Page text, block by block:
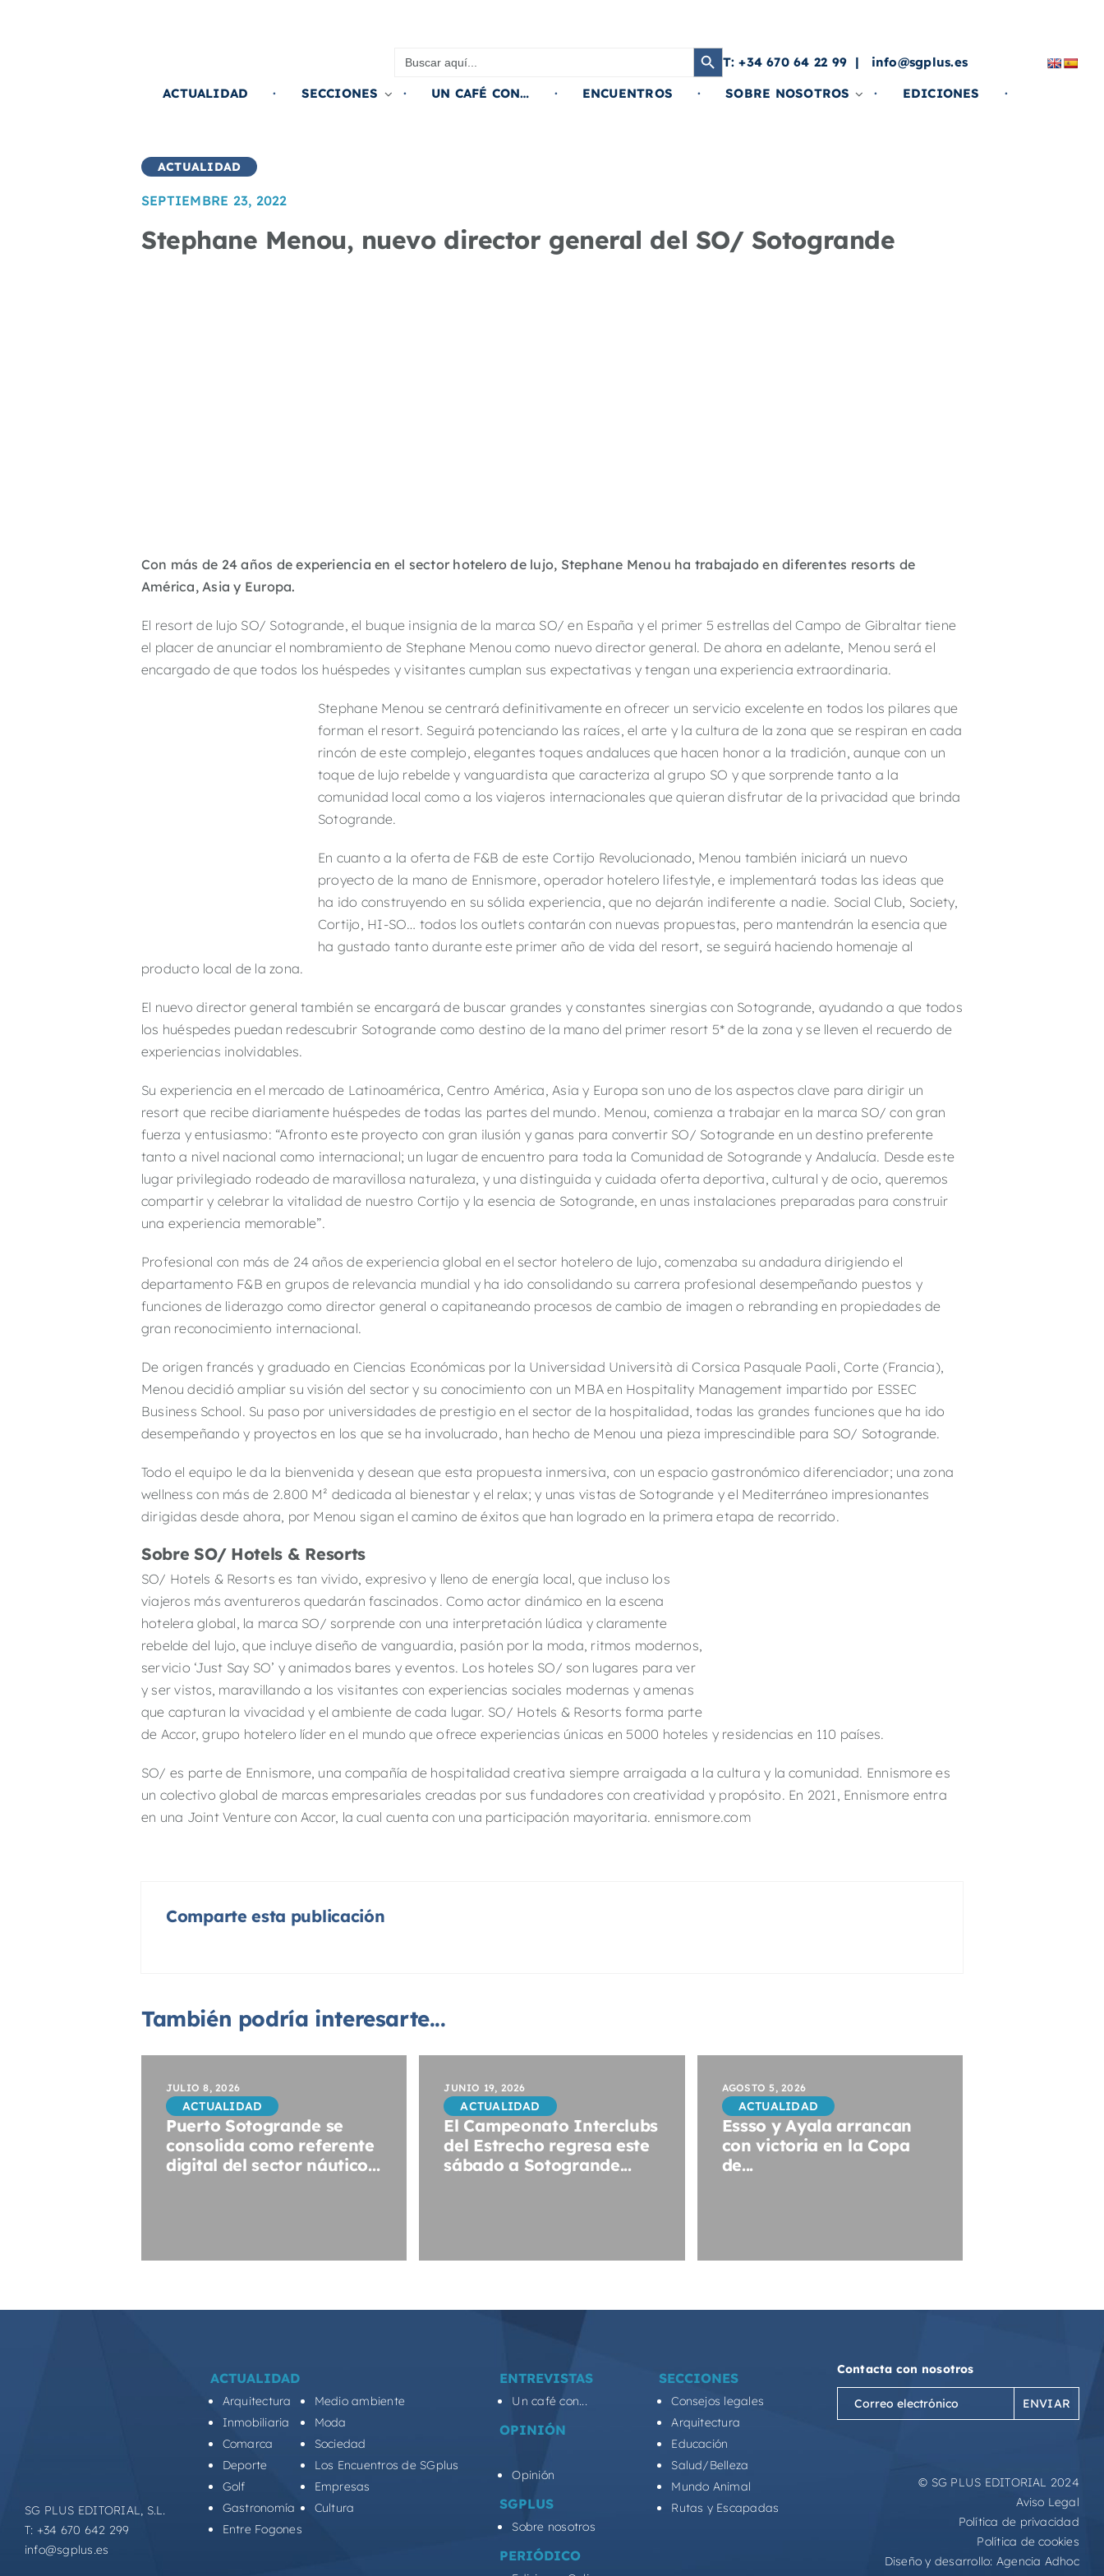
Botón de búsqueda
T: +34 670 64 22 99
info@sgplus.es
ACTUALIDAD
SECCIONES UN CAFÉ CON… ENCUENTROS SOBRE NOSOTROS EDICIONES
ACTUALIDAD
SEPTIEMBRE 23, 2022
Stephane Menou, nuevo director general del SO/ Sotogrande
Con más de 24 años de experiencia en el sector hotelero de lujo, Stephane Menou ha trabajado en diferentes resorts de
América, Asia y Europa.
El resort de lujo SO/ Sotogrande, el buque insignia de la marca SO/ en España y el primer 5 estrellas del Campo de Gibraltar tiene
el placer de anunciar el nombramiento de Stephane Menou como nuevo director general. De ahora en adelante, Menou será el
encargado de que todos los huéspedes y visitantes cumplan sus expectativas y tengan una experiencia extraordinaria.
Stephane Menou se centrará definitivamente en ofrecer un servicio excelente en todos los pilares que
forman el resort. Seguirá potenciando las raíces, el arte y la cultura de la zona que se respiran en cada
rincón de este complejo, elegantes toques andaluces que hacen honor a la tradición, aunque con un
toque de lujo rebelde y vanguardista que caracteriza al grupo SO y que sorprende tanto a la
comunidad local como a los viajeros internacionales que quieran disfrutar de la privacidad que brinda
Sotogrande.
En cuanto a la oferta de F&B de este Cortijo Revolucionado, Menou también iniciará un nuevo
proyecto de la mano de Ennismore, operador hotelero lifestyle, e implementará todas las ideas que
ha ido construyendo en su sólida experiencia, que no dejarán indiferente a nadie. Social Club, Society,
Cortijo, HI-SO… todos los outlets contarán con nuevas propuestas, pero mantendrán la esencia que
ha gustado tanto durante este primer año de vida del resort, se seguirá haciendo homenaje al
producto local de la zona.
El nuevo director general también se encargará de buscar grandes y constantes sinergias con Sotogrande, ayudando a que todos
los huéspedes puedan redescubrir Sotogrande como destino de la mano del primer resort 5* de la zona y se lleven el recuerdo de
experiencias inolvidables.
Su experiencia en el mercado de Latinoamérica, Centro América, Asia y Europa son uno de los aspectos clave para dirigir un
resort que recibe diariamente huéspedes de todas las partes del mundo. Menou, comienza a trabajar en la marca SO/ con gran
fuerza y entusiasmo: “Afronto este proyecto con gran ilusión y ganas para convertir SO/ Sotogrande en un destino preferente
tanto a nivel nacional como internacional; un lugar de encuentro para toda la Comunidad de Sotogrande y Andalucía. Desde este
lugar privilegiado rodeado de maravillosa naturaleza, y una distinguida y cuidada oferta deportiva, cultural y de ocio, queremos
compartir y celebrar la vitalidad de nuestro Cortijo y la esencia de Sotogrande, en unas instalaciones preparadas para construir
una experiencia memorable”.
Profesional con más de 24 años de experiencia global en el sector hotelero de lujo, comenzaba su andadura dirigiendo el
departamento F&B en grupos de relevancia mundial y ha ido consolidando su carrera profesional desempeñando puestos y
funciones de liderazgo como director general o capitaneando procesos de cambio de imagen o rebranding en propiedades de
gran reconocimiento internacional.
De origen francés y graduado en Ciencias Económicas por la Universidad Università di Corsica Pasquale Paoli, Corte (Francia),
Menou decidió ampliar su visión del sector y su conocimiento con un MBA en Hospitality Management impartido por ESSEC
Business School. Su paso por universidades de prestigio en el sector de la hospitalidad, todas las grandes funciones que ha ido
desempeñando y proyectos en los que se ha involucrado, han hecho de Menou una pieza imprescindible para SO/ Sotogrande.
Todo el equipo le da la bienvenida y desean que esta propuesta inmersiva, con un espacio gastronómico diferenciador; una zona
wellness con más de 2.800 M² dedicada al bienestar y el relax; y unas vistas de Sotogrande y el Mediterráneo impresionantes
dirigidas desde ahora, por Menou sigan el camino de éxitos que han logrado en la primera etapa de recorrido.
Sobre SO/ Hotels & Resorts
SO/ Hotels & Resorts es tan vivido, expresivo y lleno de energía local, que incluso los
viajeros más aventureros quedarán fascinados. Como actor dinámico en la escena
hotelera global, la marca SO/ sorprende con una interpretación lúdica y claramente
rebelde del lujo, que incluye diseño de vanguardia, pasión por la moda, ritmos modernos,
servicio ‘Just Say SO’ y animados bares y eventos. Los hoteles SO/ son lugares para ver
y ser vistos, maravillando a los visitantes con experiencias sociales modernas y amenas
que capturan la vivacidad y el ambiente de cada lugar. SO/ Hotels & Resorts forma parte
de Accor, grupo hotelero líder en el mundo que ofrece experiencias únicas en 5000 hoteles y residencias en 110 países.
SO/ es parte de Ennismore, una compañía de hospitalidad creativa siempre arraigada a la cultura y la comunidad. Ennismore es
un colectivo global de marcas empresariales creadas por sus fundadores con creatividad y propósito. En 2021, Ennismore entra
en una Joint Venture con Accor, la cual cuenta con una participación mayoritaria. ennismore.com
Comparte esta publicación
También podría interesarte...
JULIO 8, 2026
ACTUALIDAD
Puerto Sotogrande se
consolida como referente
digital del sector náutico...
JUNIO 19, 2026
ACTUALIDAD
El Campeonato Interclubs
del Estrecho regresa este
sábado a Sotogrande...
AGOSTO 5, 2026
ACTUALIDAD
Essso y Ayala arrancan
con victoria en la Copa
de...
SG PLUS EDITORIAL, S.L.
T: +34 670 642 299
info@sgplus.es
ACTUALIDAD
Arquitectura
Inmobiliaria
Comarca
Deporte
Golf
Gastronomía
Entre Fogones
Medio ambiente
Moda
Sociedad
Los Encuentros de SGplus
Empresas
Cultura
ENTREVISTAS
Un café con...
OPINIÓN
Opinión
SGPLUS
Sobre nosotros
PERIÓDICO
SECCIONES
Consejos legales
Arquitectura
Educación
Salud/Belleza
Mundo Animal
Rutas y Escapadas
Contacta con nosotros
Correo
electrónico
© SG PLUS EDITORIAL 2024
Aviso Legal
Política de privacidad
Política de cookies
Diseño y desarrollo: Agencia Adhoc